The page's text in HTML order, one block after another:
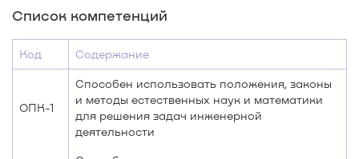
Список компетенций
Код Содержание
ОПК-1
Способен использовать положения, законы
и методы естественных наук и математики
для решения задач инженерной
деятельности